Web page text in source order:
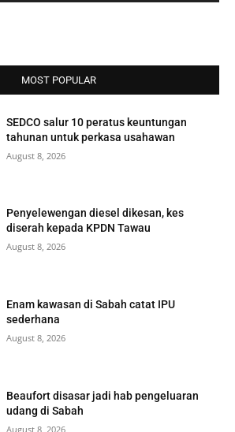
MOST POPULAR
SEDCO salur 10 peratus keuntungan
tahunan untuk perkasa usahawan
August 8, 2026
Penyelewengan diesel dikesan, kes
diserah kepada KPDN Tawau
August 8, 2026
Enam kawasan di Sabah catat IPU
sederhana
August 8, 2026
Beaufort disasar jadi hab pengeluaran
udang di Sabah
August 8, 2026